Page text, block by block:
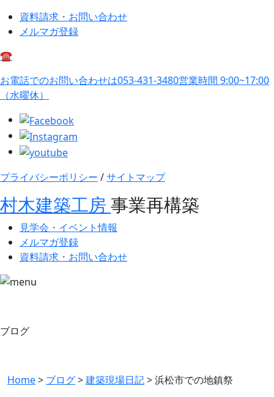
資料請求・お問い合わせ
メルマガ登録
☎
お電話でのお問い合わせは053-431-3480営業時間 9:00~17:00
（水曜休）
プライバシーポリシー /サイトマップ
村木建築工房 事業再構築
見学会・イベント情報
メルマガ登録
資料請求・お問い合わせ
ブログ
Home> ブログ>建築現場日記>浜松市での地鎮祭